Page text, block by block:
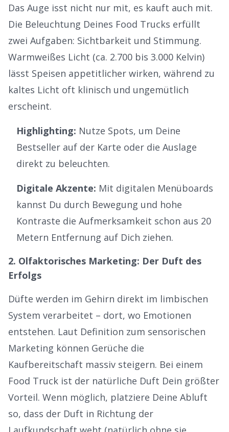
Das Auge isst nicht nur mit, es kauft auch mit.
Die Beleuchtung Deines Food Trucks erfüllt
zwei Aufgaben: Sichtbarkeit und Stimmung.
Warmweißes Licht (ca. 2.700 bis 3.000 Kelvin)
lässt Speisen appetitlicher wirken, während zu
kaltes Licht oft klinisch und ungemütlich
erscheint.
Highlighting: Nutze Spots, um Deine
Bestseller auf der Karte oder die Auslage
direkt zu beleuchten.
Digitale Akzente: Mit digitalen Menüboards
kannst Du durch Bewegung und hohe
Kontraste die Aufmerksamkeit schon aus 20
Metern Entfernung auf Dich ziehen.
2. Olfaktorisches Marketing: Der Duft des
Erfolgs
Düfte werden im Gehirn direkt im limbischen
System verarbeitet – dort, wo Emotionen
entstehen. Laut Definition zum sensorischen
Marketing können Gerüche die
Kaufbereitschaft massiv steigern. Bei einem
Food Truck ist der natürliche Duft Dein größter
Vorteil. Wenn möglich, platziere Deine Abluft
so, dass der Duft in Richtung der